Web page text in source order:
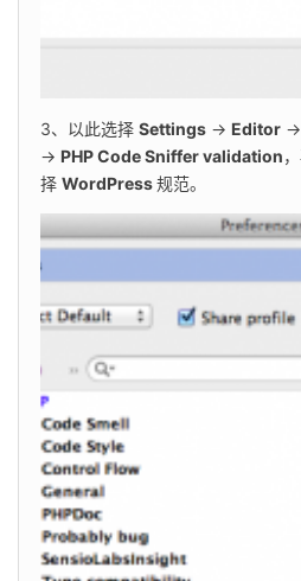
3、以此选择 Settings → Editor →
→ PHP Code Sniffer validation
择 WordPress 规范。